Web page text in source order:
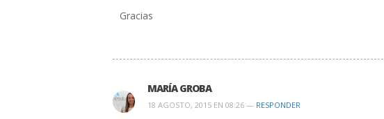
Gracias
MARÍA GROBA
18 AGOSTO, 2015 EN 08:26 — RESPONDER